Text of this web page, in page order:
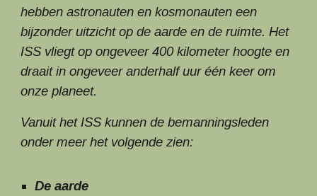
hebben astronauten en kosmonauten een
bijzonder uitzicht op de aarde en de ruimte. Het
ISS vliegt op ongeveer 400 kilometer hoogte en
draait in ongeveer anderhalf uur één keer om
onze planeet.
Vanuit het ISS kunnen de bemanningsleden
onder meer het volgende zien:
De aarde